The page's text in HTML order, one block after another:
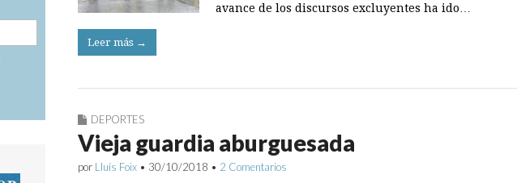
avance de los discursos excluyentes ha ido…
Leer más →
DEPORTES
Vieja guardia aburguesada
por Lluís Foix • 30/10/2018 • 2 Comentarios